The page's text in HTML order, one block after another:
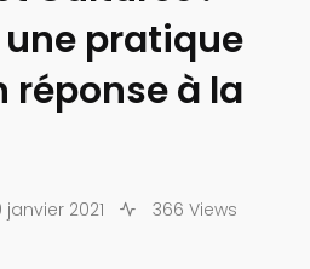
pratique
réponse à la
janvier 2021
366 Views